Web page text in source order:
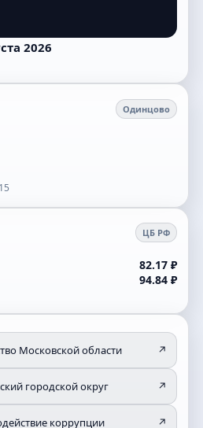
2026
Одинцово
ЦБ РФ
82.17 ₽
94.84 ₽
Московской области ↗
городской округ ↗
коррупции ↗